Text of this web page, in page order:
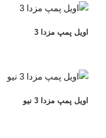
اویل پمپ مزدا 3
اویل پمپ مزدا 3 نیو